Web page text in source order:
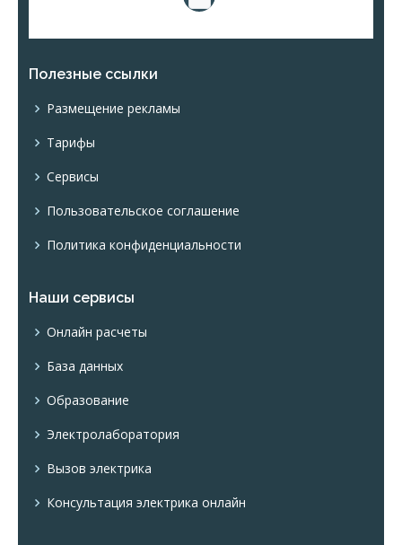
Полезные ссылки
Размещение рекламы
Тарифы
Сервисы
Пользовательское соглашение
Политика конфиденциальности
Наши сервисы
Онлайн расчеты
База данных
Образование
Электролаборатория
Вызов электрика
Консультация электрика онлайн